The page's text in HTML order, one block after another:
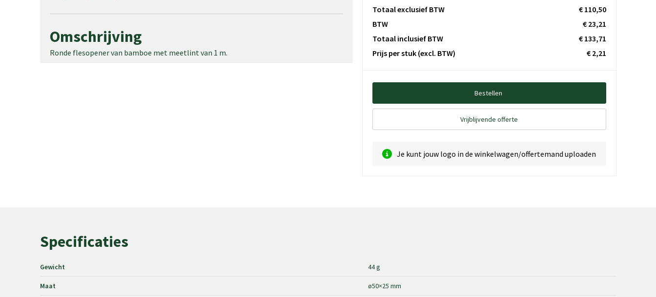
Omschrijving
Ronde flesopener van bamboe met meetlint van 1 m.
Totaal exclusief BTW
€ 110,50
BTW
€ 23,21
Totaal inclusief BTW
€ 133,71
Prijs per stuk (excl. BTW) € 2,21
Bestellen
Vrijblijvende offerte
Je kunt jouw logo in de winkelwagen/offertemand uploaden
Specificaties
Gewicht 44 g
Maat ø50×25 mm